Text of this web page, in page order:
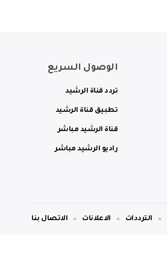
الوصول السريع
تردد قناة الرشيد
تطبيق قناة الرشيد
قناة الرشيد مباشر
راديو الرشيد مباشر
الترددات الاعلانات الاتصال بنا